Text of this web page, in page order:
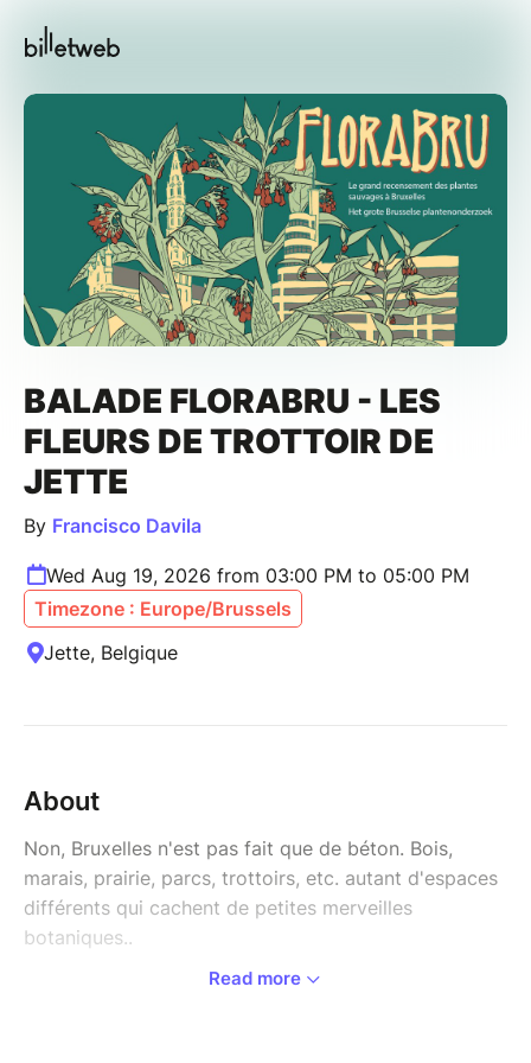
BALADE FLORABRU - LES
FLEURS DE TROTTOIR DE
JETTE
By Francisco Davila
Wed Aug 19, 2026 from 03:00 PM to 05:00 PM
Timezone : Europe/Brussels
Jette, Belgique
About
Non, Bruxelles n'est pas fait que de béton. Bois,
marais, prairie, parcs, trottoirs, etc. autant d'espaces
différents qui cachent de petites merveilles
botaniques..
Read more